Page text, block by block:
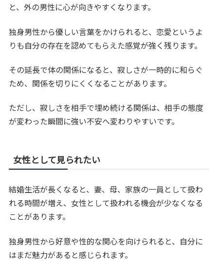
と、外の男性に心が向きやすくなります。
独身男性から優しい言葉をかけられると、恋愛というよ
りも自分の存在を認めてもらえた感覚が強く残ります。
その延長で体の関係になると、寂しさが一時的に和らぐ
ため、関係を切りにくくなることがあります。
ただし、寂しさを相手で埋め続ける関係は、相手の態度
が変わった瞬間に強い不安へ変わりやすいです。
女性として見られたい
結婚生活が長くなると、妻、母、家族の一員として扱わ
れる時間が増え、女性として扱われる機会が少なくなる
ことがあります。
独身男性から好意や性的な関心を向けられると、自分に
はまだ魅力があると感じられます。